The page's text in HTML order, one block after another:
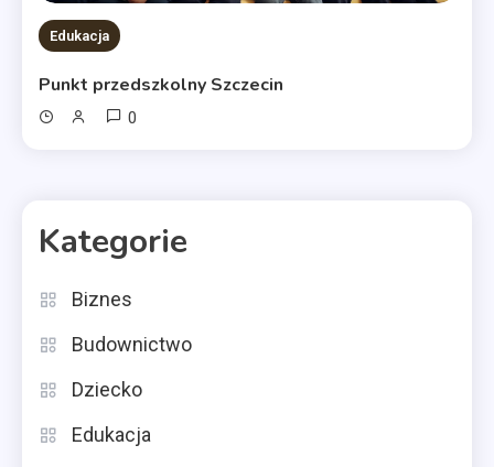
Edukacja
Punkt przedszkolny Szczecin
0
Kategorie
Biznes
Budownictwo
Dziecko
Edukacja